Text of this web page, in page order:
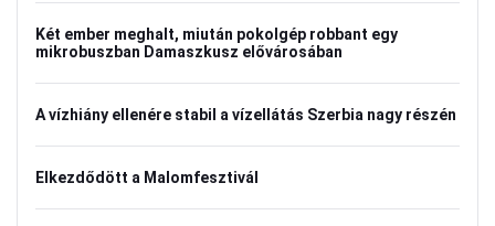
Két ember meghalt, miután pokolgép robbant egy
mikrobuszban Damaszkusz elővárosában
A vízhiány ellenére stabil a vízellátás Szerbia nagy részén
Elkezdődött a Malomfesztivál